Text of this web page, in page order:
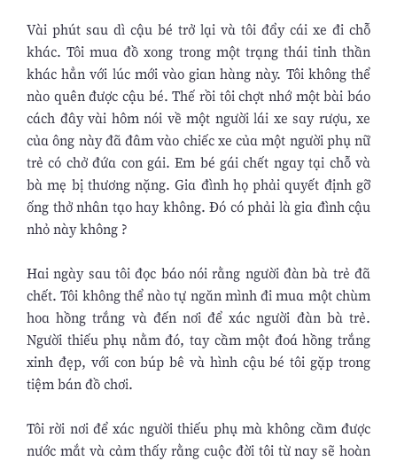
Vài phút sau dì cậu bé trở lại và tôi đẩy cái xe đi chỗ
khác. Tôi mua đồ xong trong một trạng thái tinh thần
khác hẳn với lúc mới vào gian hàng này. Tôi không thể
nào quên được cậu bé. Thế rồi tôi chợt nhớ một bài báo
cách đây vài hôm nói về một người lái xe say rượu, xe
của ông này đã đâm vào chiếc xe của một người phụ nữ
trẻ có chở đứa con gái. Em bé gái chết ngay tại chỗ và
bà mẹ bị thương nặng. Gia đình họ phải quyết định gỡ
ống thở nhân tạo hay không. Ðó có phải là gia đình cậu
nhỏ này không ?
Hai ngày sau tôi đọc báo nói rằng người đàn bà trẻ đã
chết. Tôi không thể nào tự ngăn mình đi mua một chùm
hoa hồng trắng và đến nơi để xác người đàn bà trẻ.
Người thiếu phụ nằm đó, tay cầm một đoá hồng trắng
xinh đẹp, với con búp bê và hình cậu bé tôi gặp trong
tiệm bán đồ chơi.
Tôi rời nơi để xác người thiếu phụ mà không cầm được
nước mắt và cảm thấy rằng cuộc đời tôi từ nay sẽ hoàn